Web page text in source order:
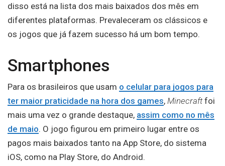
disso está na lista dos mais baixados dos mês em
diferentes plataformas. Prevaleceram os clássicos e
os jogos que já fazem sucesso há um bom tempo.
Smartphones
Para os brasileiros que usam o celular para jogos para
ter maior praticidade na hora dos games, Minecraftfoi
mais uma vez o grande destaque, assim como no mês
de maio. O jogo figurou em primeiro lugar entre os
pagos mais baixados tanto na App Store, do sistema
iOS, como na Play Store, do Android.